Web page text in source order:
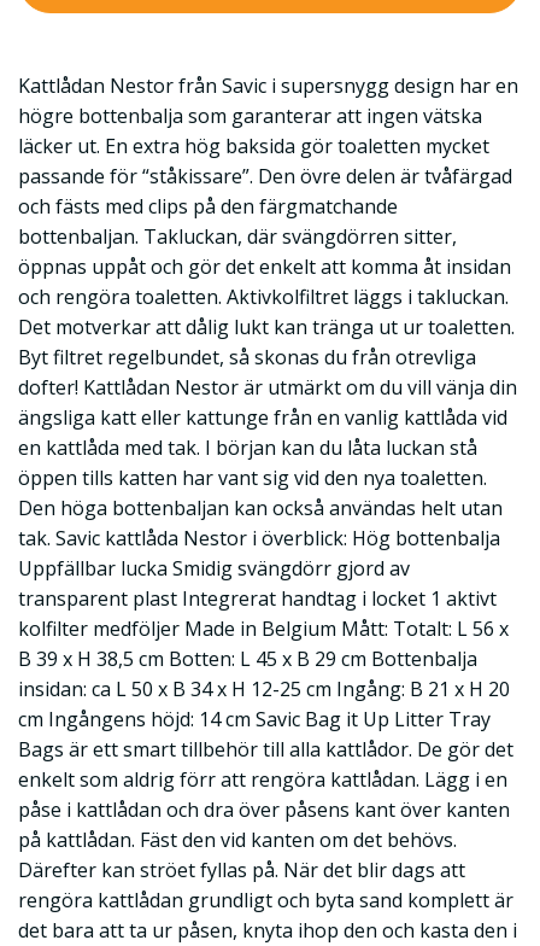
Kattlådan Nestor från Savic i supersnygg design har en
högre bottenbalja som garanterar att ingen vätska
läcker ut. En extra hög baksida gör toaletten mycket
passande för “ståkissare”. Den övre delen är tvåfärgad
och fästs med clips på den färgmatchande
bottenbaljan. Takluckan, där svängdörren sitter,
öppnas uppåt och gör det enkelt att komma åt insidan
och rengöra toaletten. Aktivkolfiltret läggs i takluckan.
Det motverkar att dålig lukt kan tränga ut ur toaletten.
Byt filtret regelbundet, så skonas du från otrevliga
dofter! Kattlådan Nestor är utmärkt om du vill vänja din
ängsliga katt eller kattunge från en vanlig kattlåda vid
en kattlåda med tak. I början kan du låta luckan stå
öppen tills katten har vant sig vid den nya toaletten.
Den höga bottenbaljan kan också användas helt utan
tak. Savic kattlåda Nestor i överblick: Hög bottenbalja
Uppfällbar lucka Smidig svängdörr gjord av
transparent plast Integrerat handtag i locket 1 aktivt
kolfilter medföljer Made in Belgium Mått: Totalt: L 56 x
B 39 x H 38,5 cm Botten: L 45 x B 29 cm Bottenbalja
insidan: ca L 50 x B 34 x H 12-25 cm Ingång: B 21 x H 20
cm Ingångens höjd: 14 cm Savic Bag it Up Litter Tray
Bags är ett smart tillbehör till alla kattlådor. De gör det
enkelt som aldrig förr att rengöra kattlådan. Lägg i en
påse i kattlådan och dra över påsens kant över kanten
på kattlådan. Fäst den vid kanten om det behövs.
Därefter kan ströet fyllas på. När det blir dags att
rengöra kattlådan grundligt och byta sand komplett är
det bara att ta ur påsen, knyta ihop den och kasta den i